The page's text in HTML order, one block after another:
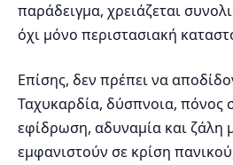
παράδειγμα, χρειάζεται
όχι μόνο περιστασιακή
Επίσης, δεν πρέπει να
Ταχυκαρδία, δύσπνοια, πόνος
εφίδρωση, αδυναμία και ζάλη
εμφανιστούν σε κρίση